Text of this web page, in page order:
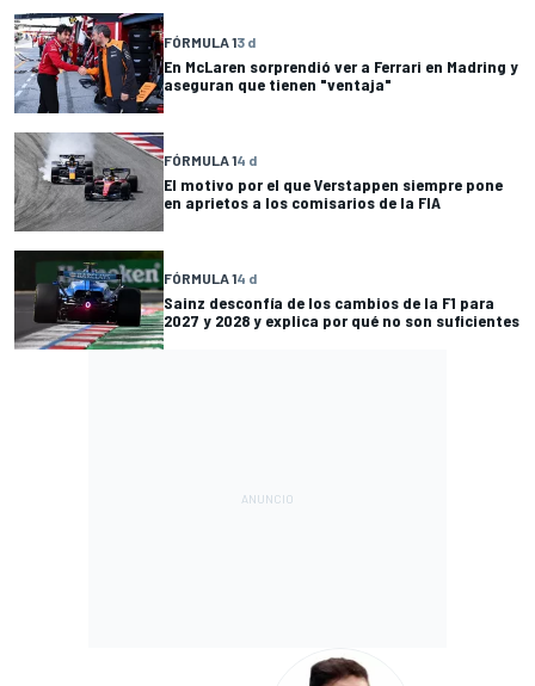
FÓRMULA 13 d
En McLaren sorprendió ver a Ferrari en Madring y
aseguran que tienen "ventaja"
FÓRMULA 14 d
El motivo por el que Verstappen siempre pone
en aprietos a los comisarios de la FIA
FÓRMULA 14 d
Sainz desconfía de los cambios de la F1 para
2027 y 2028 y explica por qué no son suficientes